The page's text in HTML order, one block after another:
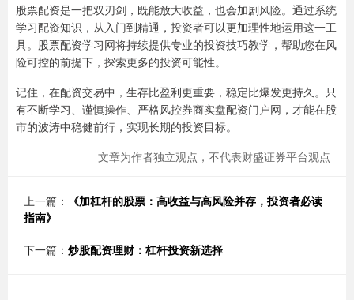
股票配资是一把双刃剑，既能放大收益，也会加剧风险。通过系统
学习配资知识，从入门到精通，投资者可以更加理性地运用这一工
具。股票配资学习网将持续提供专业的投资技巧教学，帮助您在风
险可控的前提下，探索更多的投资可能性。
记住，在配资交易中，生存比盈利更重要，稳定比爆发更持久。只
有不断学习、谨慎操作、严格风控券商实盘配资门户网，才能在股
市的波涛中稳健前行，实现长期的投资目标。
文章为作者独立观点，不代表财盛证券平台观点
上一篇：
《加杠杆的股票：高收益与高风险并存，投资者必读
指南》
下一篇： 炒股配资理财：杠杆投资新选择